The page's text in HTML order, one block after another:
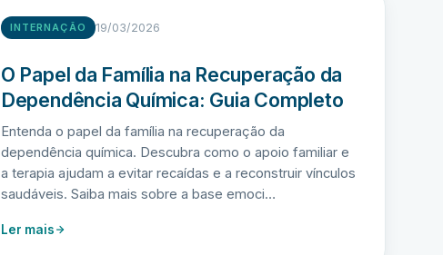
INTERNAÇÃO 19/03/2026
O Papel da Família na Recuperação da
Dependência Química: Guia Completo
Entenda o papel da família na recuperação da
dependência química. Descubra como o apoio familiar e
a terapia ajudam a evitar recaídas e a reconstruir vínculos
saudáveis. Saiba mais sobre a base emoci…
Ler mais